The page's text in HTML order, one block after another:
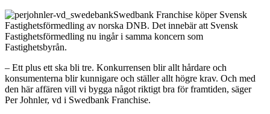
Swedbank Franchise köper Svensk
Fastighetsförmedling av norska DNB. Det innebär att Svensk
Fastighetsförmedling nu ingår i samma koncern som
Fastighetsbyrån.
– Ett plus ett ska bli tre. Konkurrensen blir allt hårdare och
konsumenterna blir kunnigare och ställer allt högre krav. Och med
den här affären vill vi bygga något riktigt bra för framtiden, säger
Per Johnler, vd i Swedbank Franchise.